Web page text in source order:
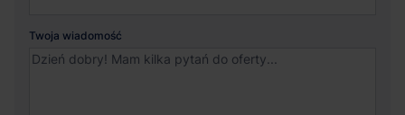
Twoja wiadomość